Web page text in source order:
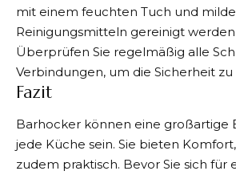
mit einem feuchten Tuch und
Reinigungsmitteln gereinigt
Überprüfen Sie regelmäßig alle
Verbindungen, um die Sicherheit
Fazit
Barhocker können eine großartige
jede Küche sein. Sie bieten
zudem praktisch. Bevor Sie sich für